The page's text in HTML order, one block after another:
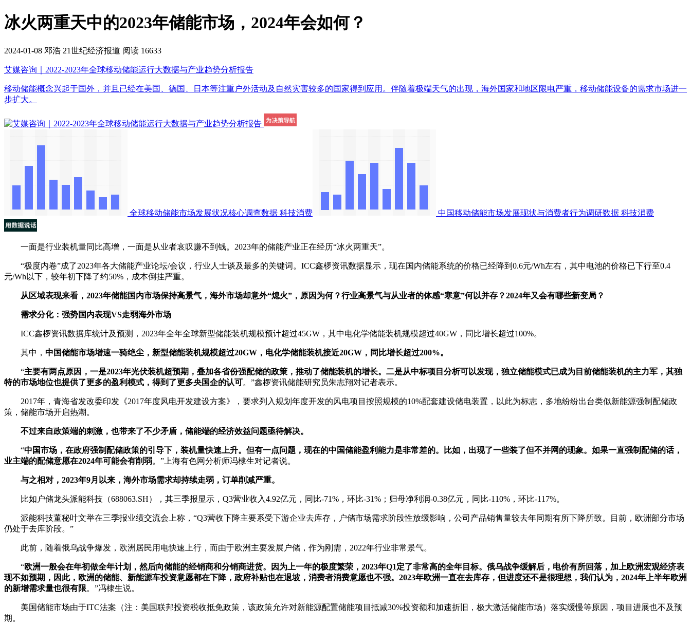
冰火两重天中的2023年储能市场，2024年会如何？
2024-01-08 邓浩 21世纪经济报道 阅读 16633
艾媒咨询｜2022-2023年全球移动储能运行大数据与产业趋势分析报告
移动储能概念兴起于国外，并且已经在美国、德国、日本等注重户外活动及自然灾害较多的国家得到应用。伴随着极端天气的出现，海外国家和地区限电严重，移动储能设备的需求市场进一
步扩大。
全球移动储能市场发展状况核心调查数据 科技消费 中国移动储能市场发展现状与消费者行为调研数据 科技消费
一面是行业装机量同比高增，一面是从业者哀叹赚不到钱。2023年的储能产业正在经历“冰火两重天”。
“极度内卷”成了2023年各大储能产业论坛/会议，行业人士谈及最多的关键词。ICC鑫椤资讯数据显示，现在国内储能系统的价格已经降到0.6元/Wh左右，其中电池的价格已下行至0.4
元/Wh以下，较年初下降了约50%，成本倒挂严重。
从区域表现来看，2023年储能国内市场保持高景气，海外市场却意外“熄火”，原因为何？行业高景气与从业者的体感“寒意”何以并存？2024年又会有哪些新变局？
需求分化：强势国内表现VS走弱海外市场
ICC鑫椤资讯数据库统计及预测，2023年全年全球新型储能装机规模预计超过45GW，其中电化学储能装机规模超过40GW，同比增长超过100%。
其中， 中国储能市场增速一骑绝尘，新型储能装机规模超过20GW，电化学储能装机接近20GW，同比增长超过200%。
“主要有两点原因，一是2023年光伏装机超预期，叠加各省份强配储的政策，推动了储能装机的增长。二是从中标项目分析可以发现，独立储能模式已成为目前储能装机的主力军，其独
特的市场地位也提供了更多的盈利模式，得到了更多央国企的认可。”鑫椤资讯储能研究员朱志翔对记者表示。
2017年，青海省发改委印发《2017年度风电开发建设方案》，要求列入规划年度开发的风电项目按照规模的10%配套建设储电装置，以此为标志，多地纷纷出台类似新能源强制配储政
策，储能市场开启热潮。
不过来自政策端的刺激，也带来了不少矛盾，储能端的经济效益问题亟待解决。
“中国市场，在政府强制配储政策的引导下，装机量快速上升。但有一点问题，现在的中国储能盈利能力是非常差的。比如，出现了一些装了但不并网的现象。如果一直强制配储的话，
业主端的配储意愿在2024年可能会有削弱。”上海有色网分析师冯棣生对记者说。
与之相对，2023年9月以来，海外市场需求却持续走弱，订单削减严重。
比如户储龙头派能科技（688063.SH），其三季报显示，Q3营业收入4.92亿元，同比-71%，环比-31%；归母净利润-0.38亿元，同比-110%，环比-117%。
派能科技董秘叶文举在三季报业绩交流会上称，“Q3营收下降主要系受下游企业去库存，户储市场需求阶段性放缓影响，公司产品销售量较去年同期有所下降所致。目前，欧洲部分市场
仍处于去库阶段。”
此前，随着俄乌战争爆发，欧洲居民用电快速上行，而由于欧洲主要发展户储，作为刚需，2022年行业非常景气。
“欧洲一般会在年初做全年计划，然后向储能的经销商和分销商进货。因为上一年的极度繁荣，2023年Q1定了非常高的全年目标。俄乌战争缓解后，电价有所回落，加上欧洲宏观经济表
现不如预期，因此，欧洲的储能、新能源车投资意愿都在下降，政府补贴也在退坡，消费者消费意愿也不强。2023年欧洲一直在去库存，但进度还不是很理想，我们认为，2024年上半年欧洲
的新增需求量也很有限。”冯棣生说。
美国储能市场由于ITC法案（注：美国联邦投资税收抵免政策，该政策允许对新能源配置储能项目抵减30%投资额和加速折旧，极大激活储能市场）落实缓慢等原因，项目进展也不及预
期。